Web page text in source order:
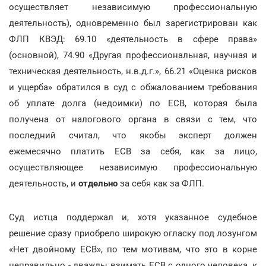
осуществляет независимую профессиональную
деятельность), одновременно был зарегистрирован как
ФЛП КВЭД: 69.10 «деятельность в сфере права»
(основной), 74.90 «Другая профессиональная, научная и
техническая деятельность, н.в.д.г.», 66.21 «Оценка рисков
и ущерба» обратился в суд с обжалованием требования
об уплате долга (недоимки) по ЕСВ, которая была
получена от налогового органа в связи с тем, что
последний считал, что якобы эксперт должен
ежемесячно платить ЕСВ за себя, как за лицо,
осуществляющее независимую профессиональную
деятельность, и отдельно за себя как за ФЛП.
Суд истца поддержал и, хотя указанное судебное
решение сразу приобрело широкую огласку под лозунгом
«Нет двойному ЕСВ», по тем мотивам, что это в корне